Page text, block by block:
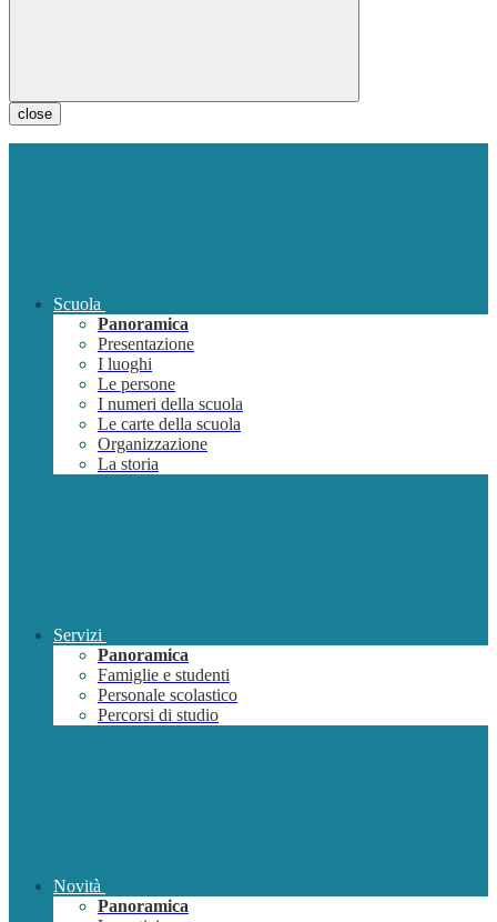
close
Scuola
Panoramica
Presentazione
I luoghi
Le persone
I numeri della scuola
Le carte della scuola
Organizzazione
La storia
Servizi
Panoramica
Famiglie e studenti
Personale scolastico
Percorsi di studio
Novità
Panoramica